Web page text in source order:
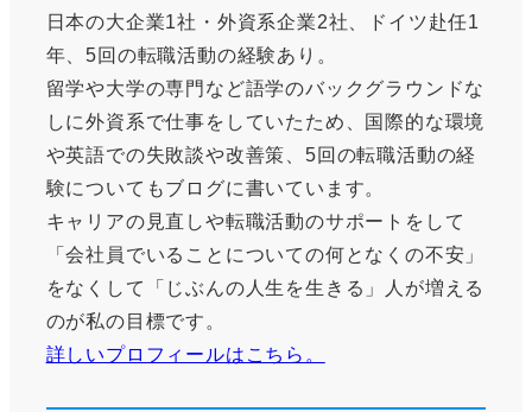
日本の大企業1社・外資系企業2社、ドイツ赴任1
年、5回の転職活動の経験あり。
留学や大学の専門など語学のバックグラウンドな
しに外資系で仕事をしていたため、国際的な環境
や英語での失敗談や改善策、5回の転職活動の経
験についてもブログに書いています。
キャリアの見直しや転職活動のサポートをして
「会社員でいることについての何となくの不安」
をなくして「じぶんの人生を生きる」人が増える
のが私の目標です。
詳しいプロフィールはこちら。